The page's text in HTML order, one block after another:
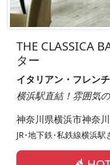
THE CLASSICA
ター
イタリアン・フレンチ
横浜駅直結！雰囲気
神奈川県横浜市神奈
JR･地下鉄･私鉄線横浜